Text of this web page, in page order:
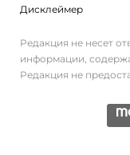
Дисклеймер
Редакция не несет
информации,
Редакция не